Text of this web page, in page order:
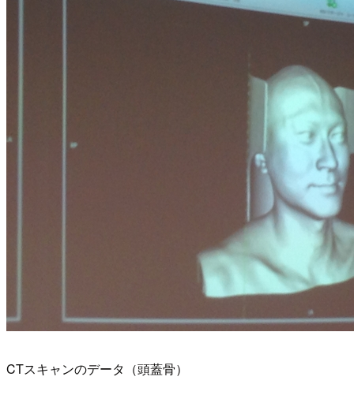
CTスキャンのデータ（頭蓋骨）